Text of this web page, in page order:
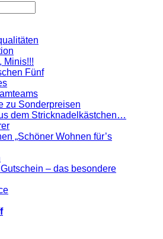
Minis!!!
Fünf
zu Sonderpreisen
dem Stricknadelkästchen…
„Schöner Wohnen für’s
– das besondere